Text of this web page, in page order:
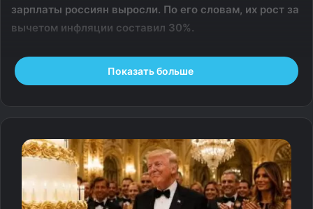
зарплаты россиян выросли. По его словам, их рост за
вычетом инфляции составил 30%.
«Только в случае высокого качества жизни и высоких
зарплат наша страна будет конкурентоспособна,
Тем временем свою лепту в улучшение
демографической ситуации в стране планирует внести
Минюст. В ведомстве разработали поправки в Трудовой
Показать больше